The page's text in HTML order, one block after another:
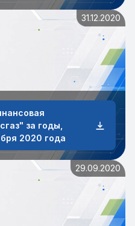
31.12.2020
за годы,
2020 года
29.09.2020